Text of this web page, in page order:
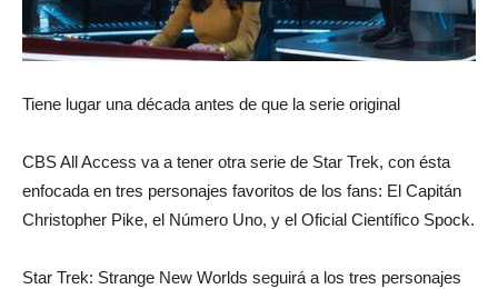
de
y
Tiene lugar una década antes de que la serie original
CBS All Access va a tener otra serie de Star Trek, con ésta
enfocada en tres personajes favoritos de los fans: El Capitán
Christopher Pike, el Número Uno, y el Oficial Científico Spock.
Star Trek: Strange New Worlds seguirá a los tres personajes